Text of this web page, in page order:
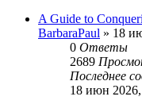
A Guide to
BarbaraPaul » 18
0 Ответы
2689
Последнее
18 июн